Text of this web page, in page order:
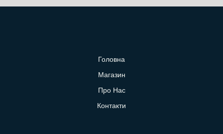
Головна
Магазин
Про Нас
Контакти